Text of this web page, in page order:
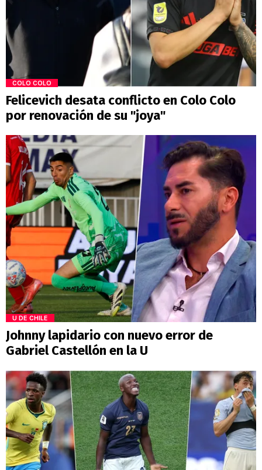
COLO COLO
Felicevich desata conflicto en Colo Colo
por renovación de su "joya"
U DE CHILE
Johnny lapidario con nuevo error de
Gabriel Castellón en la U